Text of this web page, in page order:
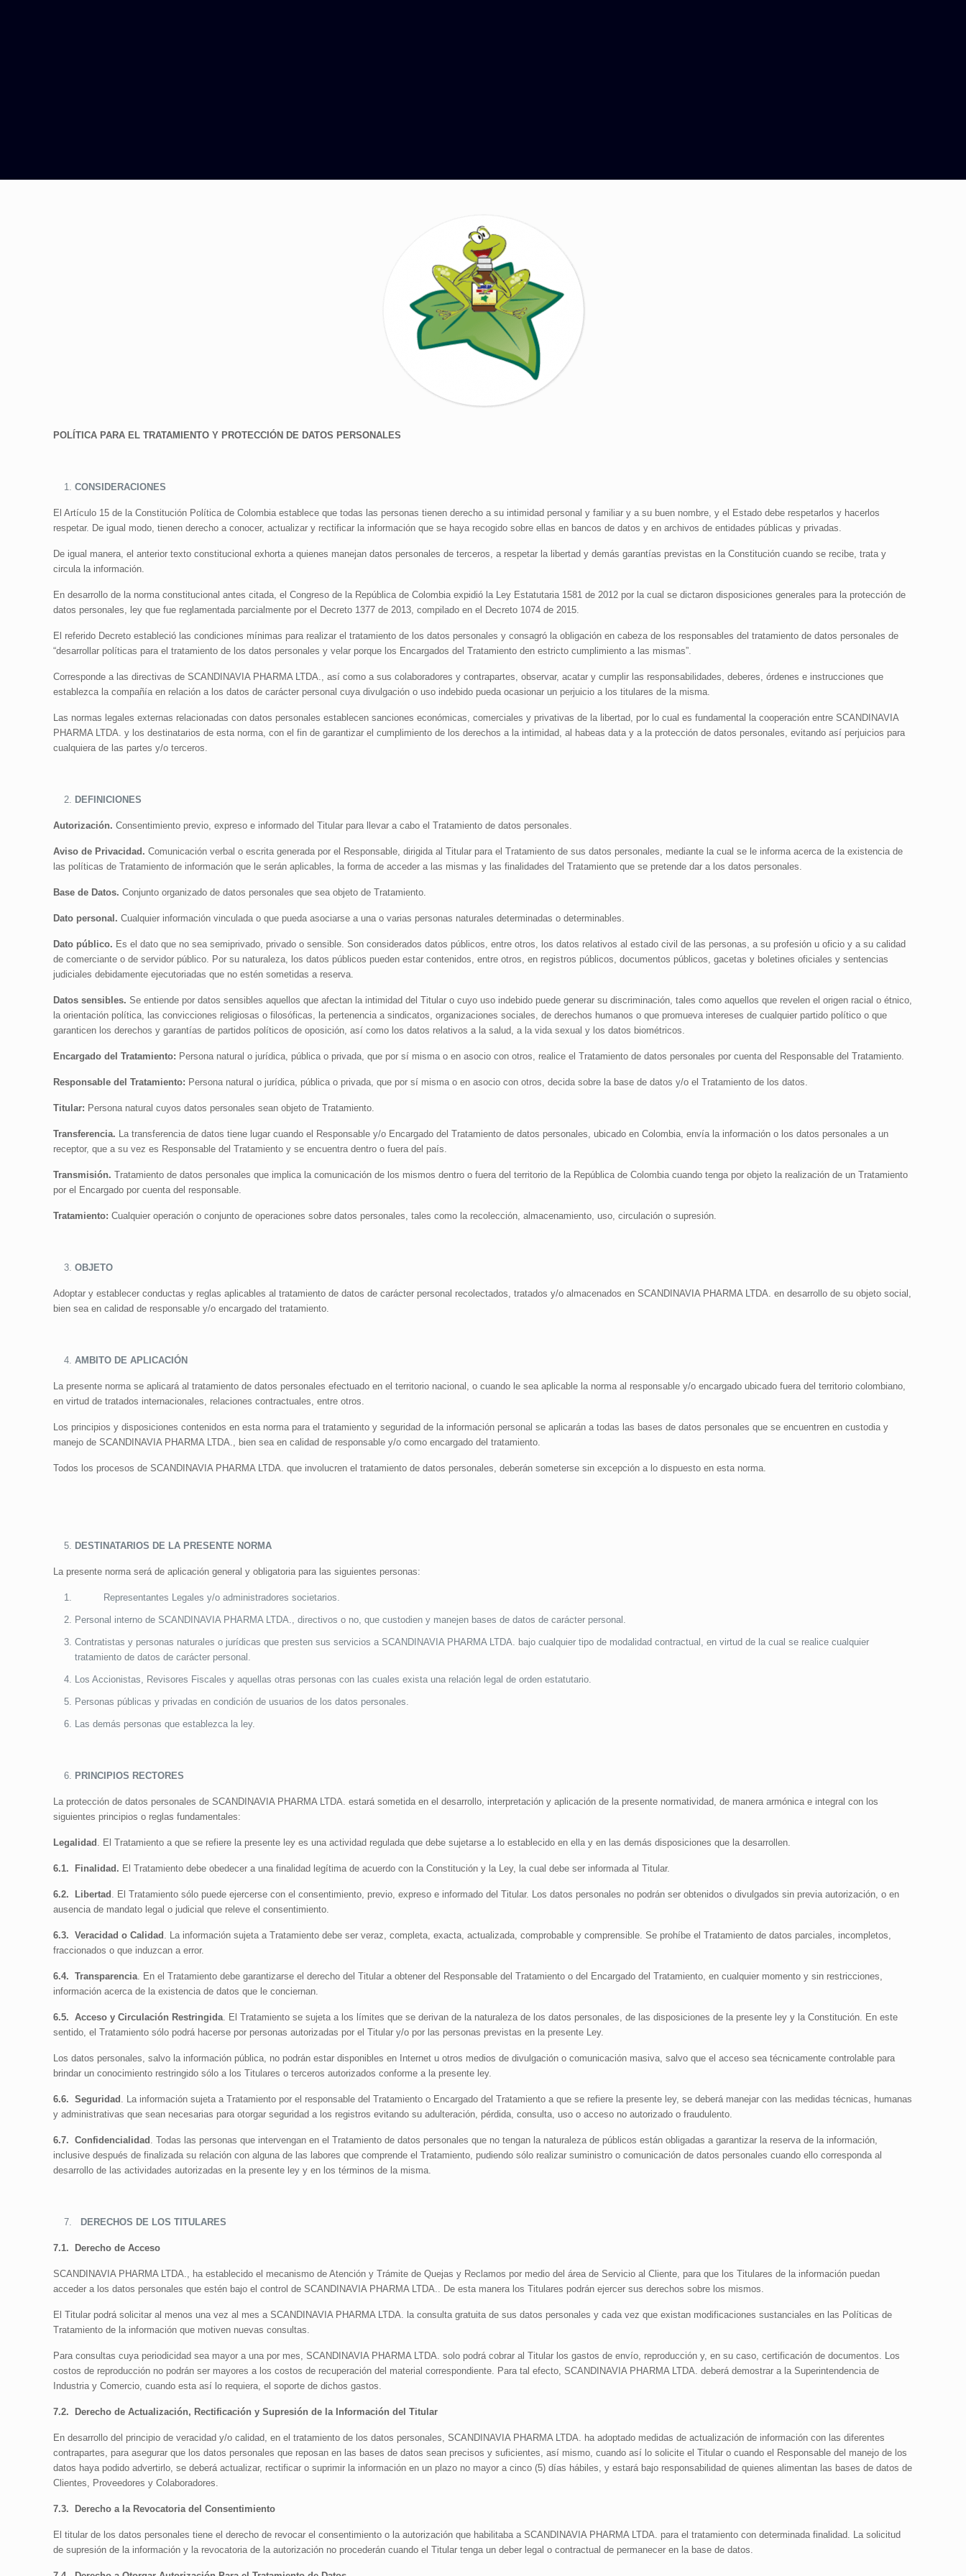
POLÍTICA PARA EL TRATAMIENTO Y PROTECCIÓN DE DATOS PERSONALES
CONSIDERACIONES
El Artículo 15 de la Constitución Política de Colombia establece que todas las personas tienen derecho a su intimidad personal y familiar y a su buen nombre, y el Estado debe respetarlos y hacerlos
respetar. De igual modo, tienen derecho a conocer, actualizar y rectificar la información que se haya recogido sobre ellas en bancos de datos y en archivos de entidades públicas y privadas.
De igual manera, el anterior texto constitucional exhorta a quienes manejan datos personales de terceros, a respetar la libertad y demás garantías previstas en la Constitución cuando se recibe, trata y
circula la información.
En desarrollo de la norma constitucional antes citada, el Congreso de la República de Colombia expidió la Ley Estatutaria 1581 de 2012 por la cual se dictaron disposiciones generales para la protección de
datos personales, ley que fue reglamentada parcialmente por el Decreto 1377 de 2013, compilado en el Decreto 1074 de 2015.
El referido Decreto estableció las condiciones mínimas para realizar el tratamiento de los datos personales y consagró la obligación en cabeza de los responsables del tratamiento de datos personales de
“desarrollar políticas para el tratamiento de los datos personales y velar porque los Encargados del Tratamiento den estricto cumplimiento a las mismas”.
Corresponde a las directivas de SCANDINAVIA PHARMA LTDA., así como a sus colaboradores y contrapartes, observar, acatar y cumplir las responsabilidades, deberes, órdenes e instrucciones que
establezca la compañía en relación a los datos de carácter personal cuya divulgación o uso indebido pueda ocasionar un perjuicio a los titulares de la misma.
Las normas legales externas relacionadas con datos personales establecen sanciones económicas, comerciales y privativas de la libertad, por lo cual es fundamental la cooperación entre SCANDINAVIA
PHARMA LTDA. y los destinatarios de esta norma, con el fin de garantizar el cumplimiento de los derechos a la intimidad, al habeas data y a la protección de datos personales, evitando así perjuicios para
cualquiera de las partes y/o terceros.
DEFINICIONES
Autorización. Consentimiento previo, expreso e informado del Titular para llevar a cabo el Tratamiento de datos personales.
Aviso de Privacidad. Comunicación verbal o escrita generada por el Responsable, dirigida al Titular para el Tratamiento de sus datos personales, mediante la cual se le informa acerca de la existencia de
las políticas de Tratamiento de información que le serán aplicables, la forma de acceder a las mismas y las finalidades del Tratamiento que se pretende dar a los datos personales.
Base de Datos. Conjunto organizado de datos personales que sea objeto de Tratamiento.
Dato personal. Cualquier información vinculada o que pueda asociarse a una o varias personas naturales determinadas o determinables.
Dato público. Es el dato que no sea semiprivado, privado o sensible. Son considerados datos públicos, entre otros, los datos relativos al estado civil de las personas, a su profesión u oficio y a su calidad
de comerciante o de servidor público. Por su naturaleza, los datos públicos pueden estar contenidos, entre otros, en registros públicos, documentos públicos, gacetas y boletines oficiales y sentencias
judiciales debidamente ejecutoriadas que no estén sometidas a reserva.
Datos sensibles. Se entiende por datos sensibles aquellos que afectan la intimidad del Titular o cuyo uso indebido puede generar su discriminación, tales como aquellos que revelen el origen racial o étnico,
la orientación política, las convicciones religiosas o filosóficas, la pertenencia a sindicatos, organizaciones sociales, de derechos humanos o que promueva intereses de cualquier partido político o que
garanticen los derechos y garantías de partidos políticos de oposición, así como los datos relativos a la salud, a la vida sexual y los datos biométricos.
Encargado del Tratamiento: Persona natural o jurídica, pública o privada, que por sí misma o en asocio con otros, realice el Tratamiento de datos personales por cuenta del Responsable del Tratamiento.
Responsable del Tratamiento: Persona natural o jurídica, pública o privada, que por sí misma o en asocio con otros, decida sobre la base de datos y/o el Tratamiento de los datos.
Titular: Persona natural cuyos datos personales sean objeto de Tratamiento.
Transferencia. La transferencia de datos tiene lugar cuando el Responsable y/o Encargado del Tratamiento de datos personales, ubicado en Colombia, envía la información o los datos personales a un
receptor, que a su vez es Responsable del Tratamiento y se encuentra dentro o fuera del país.
Transmisión. Tratamiento de datos personales que implica la comunicación de los mismos dentro o fuera del territorio de la República de Colombia cuando tenga por objeto la realización de un Tratamiento
por el Encargado por cuenta del responsable.
Tratamiento: Cualquier operación o conjunto de operaciones sobre datos personales, tales como la recolección, almacenamiento, uso, circulación o supresión.
OBJETO
Adoptar y establecer conductas y reglas aplicables al tratamiento de datos de carácter personal recolectados, tratados y/o almacenados en SCANDINAVIA PHARMA LTDA. en desarrollo de su objeto social,
bien sea en calidad de responsable y/o encargado del tratamiento.
AMBITO DE APLICACIÓN
La presente norma se aplicará al tratamiento de datos personales efectuado en el territorio nacional, o cuando le sea aplicable la norma al responsable y/o encargado ubicado fuera del territorio colombiano,
en virtud de tratados internacionales, relaciones contractuales, entre otros.
Los principios y disposiciones contenidos en esta norma para el tratamiento y seguridad de la información personal se aplicarán a todas las bases de datos personales que se encuentren en custodia y
manejo de SCANDINAVIA PHARMA LTDA., bien sea en calidad de responsable y/o como encargado del tratamiento.
Todos los procesos de SCANDINAVIA PHARMA LTDA. que involucren el tratamiento de datos personales, deberán someterse sin excepción a lo dispuesto en esta norma.
DESTINATARIOS DE LA PRESENTE NORMA
La presente norma será de aplicación general y obligatoria para las siguientes personas:
Representantes Legales y/o administradores societarios.
Personal interno de SCANDINAVIA PHARMA LTDA., directivos o no, que custodien y manejen bases de datos de carácter personal.
Contratistas y personas naturales o jurídicas que presten sus servicios a SCANDINAVIA PHARMA LTDA. bajo cualquier tipo de modalidad contractual, en virtud de la cual se realice cualquier
tratamiento de datos de carácter personal.
Los Accionistas, Revisores Fiscales y aquellas otras personas con las cuales exista una relación legal de orden estatutario.
Personas públicas y privadas en condición de usuarios de los datos personales.
Las demás personas que establezca la ley.
PRINCIPIOS RECTORES
La protección de datos personales de SCANDINAVIA PHARMA LTDA. estará sometida en el desarrollo, interpretación y aplicación de la presente normatividad, de manera armónica e integral con los
siguientes principios o reglas fundamentales:
Legalidad . El Tratamiento a que se refiere la presente ley es una actividad regulada que debe sujetarse a lo establecido en ella y en las demás disposiciones que la desarrollen.
6.1. Finalidad. El Tratamiento debe obedecer a una finalidad legítima de acuerdo con la Constitución y la Ley, la cual debe ser informada al Titular.
6.2. Libertad . El Tratamiento sólo puede ejercerse con el consentimiento, previo, expreso e informado del Titular. Los datos personales no podrán ser obtenidos o divulgados sin previa autorización, o en
ausencia de mandato legal o judicial que releve el consentimiento.
6.3. Veracidad o Calidad . La información sujeta a Tratamiento debe ser veraz, completa, exacta, actualizada, comprobable y comprensible. Se prohíbe el Tratamiento de datos parciales, incompletos,
fraccionados o que induzcan a error.
6.4. Transparencia. En el Tratamiento debe garantizarse el derecho del Titular a obtener del Responsable del Tratamiento o del Encargado del Tratamiento, en cualquier momento y sin restricciones,
información acerca de la existencia de datos que le conciernan.
6.5. Acceso y Circulación Restringida. El Tratamiento se sujeta a los límites que se derivan de la naturaleza de los datos personales, de las disposiciones de la presente ley y la Constitución. En este
sentido, el Tratamiento sólo podrá hacerse por personas autorizadas por el Titular y/o por las personas previstas en la presente Ley.
Los datos personales, salvo la información pública, no podrán estar disponibles en Internet u otros medios de divulgación o comunicación masiva, salvo que el acceso sea técnicamente controlable para
brindar un conocimiento restringido sólo a los Titulares o terceros autorizados conforme a la presente ley.
6.6. Seguridad . La información sujeta a Tratamiento por el responsable del Tratamiento o Encargado del Tratamiento a que se refiere la presente ley, se deberá manejar con las medidas técnicas, humanas
y administrativas que sean necesarias para otorgar seguridad a los registros evitando su adulteración, pérdida, consulta, uso o acceso no autorizado o fraudulento.
6.7. Confidencialidad . Todas las personas que intervengan en el Tratamiento de datos personales que no tengan la naturaleza de públicos están obligadas a garantizar la reserva de la información,
inclusive después de finalizada su relación con alguna de las labores que comprende el Tratamiento, pudiendo sólo realizar suministro o comunicación de datos personales cuando ello corresponda al
desarrollo de las actividades autorizadas en la presente ley y en los términos de la misma.
DERECHOS DE LOS TITULARES
7.1. Derecho de Acceso
SCANDINAVIA PHARMA LTDA., ha establecido el mecanismo de Atención y Trámite de Quejas y Reclamos por medio del área de Servicio al Cliente, para que los Titulares de la información puedan
acceder a los datos personales que estén bajo el control de SCANDINAVIA PHARMA LTDA.. De esta manera los Titulares podrán ejercer sus derechos sobre los mismos.
El Titular podrá solicitar al menos una vez al mes a SCANDINAVIA PHARMA LTDA. la consulta gratuita de sus datos personales y cada vez que existan modificaciones sustanciales en las Políticas de
Tratamiento de la información que motiven nuevas consultas.
Para consultas cuya periodicidad sea mayor a una por mes, SCANDINAVIA PHARMA LTDA. solo podrá cobrar al Titular los gastos de envío, reproducción y, en su caso, certificación de documentos. Los
costos de reproducción no podrán ser mayores a los costos de recuperación del material correspondiente. Para tal efecto, SCANDINAVIA PHARMA LTDA. deberá demostrar a la Superintendencia de
Industria y Comercio, cuando esta así lo requiera, el soporte de dichos gastos.
7.2. Derecho de Actualización, Rectificación y Supresión de la Información del Titular
En desarrollo del principio de veracidad y/o calidad, en el tratamiento de los datos personales, SCANDINAVIA PHARMA LTDA. ha adoptado medidas de actualización de información con las diferentes
contrapartes, para asegurar que los datos personales que reposan en las bases de datos sean precisos y suficientes, así mismo, cuando así lo solicite el Titular o cuando el Responsable del manejo de los
datos haya podido advertirlo, se deberá actualizar, rectificar o suprimir la información en un plazo no mayor a cinco (5) días hábiles, y estará bajo responsabilidad de quienes alimentan las bases de datos de
Clientes, Proveedores y Colaboradores.
7.3. Derecho a la Revocatoria del Consentimiento
El titular de los datos personales tiene el derecho de revocar el consentimiento o la autorización que habilitaba a SCANDINAVIA PHARMA LTDA. para el tratamiento con determinada finalidad. La solicitud
de supresión de la información y la revocatoria de la autorización no procederán cuando el Titular tenga un deber legal o contractual de permanecer en la base de datos.